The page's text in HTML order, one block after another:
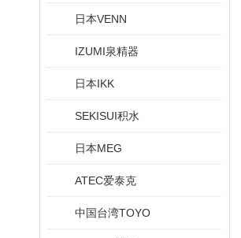
日本VENN
IZUMI泉精器
日本IKK
SEKISUI积水
日本MEG
ATEC爱泰克
中国台湾TOYO